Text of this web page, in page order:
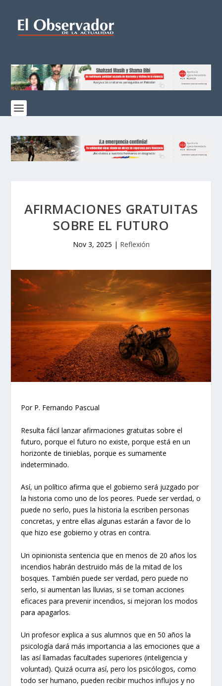
AFIRMACIONES GRATUITAS
SOBRE EL FUTURO
Nov 3, 2025 | Reflexión
Por P. Fernando Pascual
Resulta fácil lanzar afirmaciones gratuitas sobre el
futuro, porque el futuro no existe, porque está en un
horizonte de tinieblas, porque es sumamente
indeterminado.
Así, un político afirma que el gobierno será juzgado por
la historia como uno de los peores. Puede ser verdad, o
puede no serlo, pues la historia la escriben personas
concretas, y entre ellas algunas estarán a favor de lo
que hizo ese gobierno y otras en contra.
Un opinionista sentencia que en menos de 20 años los
incendios habrán destruido más de la mitad de los
bosques. También puede ser verdad, pero puede no
serlo, si aumentan las lluvias, si se toman acciones
eficaces para prevenir incendios, si mejoran los modos
para apagarlos.
Un profesor explica a sus alumnos que en 50 años la
psicología dará más importancia a las emociones que a
las así llamadas facultades superiores (inteligencia y
voluntad). Quizá ocurra así, pero los psicólogos, como
todo ser humano, pueden recibir muchos influjos y no